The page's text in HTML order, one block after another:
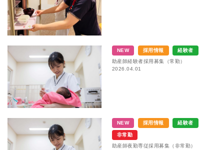
NEW 採用情報
経験者
助産師経験者採用募集（常勤）
2026.04.01
NEW 採用情報 経験者
非常勤
助産師夜勤専従採用募集（非常勤）